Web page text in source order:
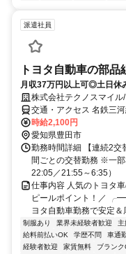
派遣社員
トヨタ自動車の部
月収37万円以上可◎土日休
株式会社テクノスマイ
交通・アクセス 名鉄三
時給2,100円
愛知県豊田市
勤務時間詳細 【連続2
間ごとの交替勤務 ※一
22:05／21:55～6:35）
仕事内容 人気のトヨタ
ピールポイント
ヨタ自動車勤務で安定＆
制服あり 業界未経験者歓迎
給料前払いOK
学歴不問 車通
経験者歓迎
家賃無料 ブラン